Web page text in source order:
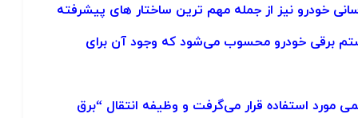
خودرو نیز از جمله مهم ترین ساختار های پیشرفته
برقی خودرو محسوب می‌شود که وجود آن برای
مورد استفاده قرار می‌گرفت و وظیفه انتقال “برق